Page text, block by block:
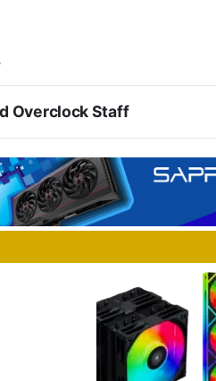
Overclock Staff